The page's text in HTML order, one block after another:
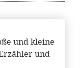
und kleine
und